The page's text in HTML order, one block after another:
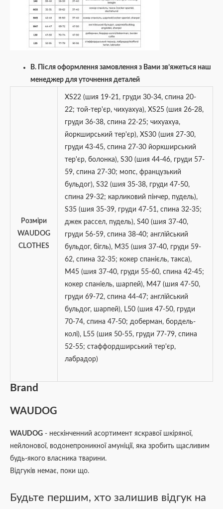
В. Після оформлення замовлення з Вами зв’яжеться наш
менеджер для уточнення деталей
Розміри
WAUDOG
CLOTHES
XS22 (шия 19-21, груди 30-34, спина 20-
22; той-тер'єр, чихуахуа), XS25 (шия 26-28,
груди 36-38, спина 22-25; чихуахуа,
йоркширський тер'єр), XS30 (шия 27-30,
груди 43-45, спина 27-30 йоркширський
тер'єр, болонка), S30 (шия 44-46, груди 57-
59, спина 27-30; мопс, французький
бульдог), S32 (шия 35-38, груди 47-50,
спина 29-32; карликовий пінчер, пудель),
S35 (шия 35-39, груди 47-51, спина 32-35;
джек рассел, пудель), S40 (шия 37-40,
груди 56-59, спина 38-40; англійський
бульдог, бігль), M35 (шия 37-40, груди 59-
62, спина 32-35; кокер спанієль, такса),
M45 (шия 37-40, груди 55-60, спина 42-45;
кокер спаніель, шарпей), M47 (шия 47-50,
груди 69-72, спина 44-47; англійський
бульдог, шарпей), L50 (шия 47-50, груди
70-74, спина 47-50; доберман, бордель-
колі), L55 (шия 50-55, груди 77-79, спина
52-55; стаффордширський тер'єр,
лабрадор)
Brand
WAUDOG
WAUDOG - нескінченний асортимент яскравої шкіряної,
нейлонової, водонепроникної амуніції, яка зробить щасливим
будь-якого власника тварини.
Відгуків немає, поки що.
Будьте першим, хто залишив відгук на